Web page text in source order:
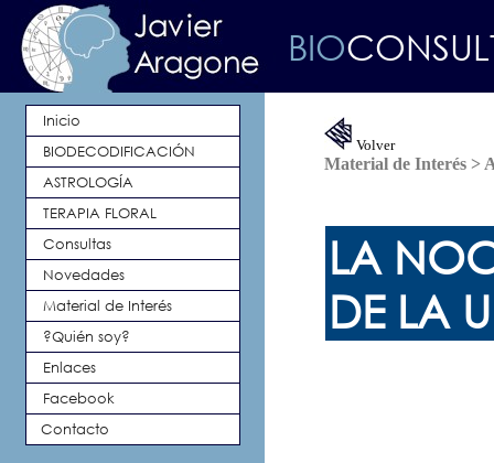
BIO
Inicio
BIODECODIFICACIÓN
ASTROLOGÍA
TERAPIA FLORAL
Consultas
Novedades
Material de Interés
?Quién soy?
Enlaces
Facebook
Contacto
Volver
Material de Interés >
LA
DE LA